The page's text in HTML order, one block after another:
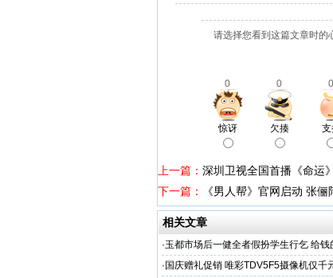
请选择您看到这篇文章时的
0 0 0
惊讶 欠揍 支
上一篇： 深圳卫视全国首播《命运
下一篇：
《男人帮》官网启动 张俪
相关文章
·玉都市场后一健全者假扮学生行乞 给钱
· 国庆赠礼促销 唯彩TDV5F5摄像机仅千